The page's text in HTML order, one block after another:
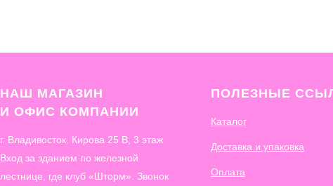
НАШ МАГАЗИН
И ОФИС КОМПАНИИ
г. Владивосток. Кирова 25 В, 3 этаж
Вход за зданием по железной
лестнице, где клуб «Шторм». Звонок
ПОЛЕЗНЫЕ
Каталог
Доставка и упаковка
Оплата